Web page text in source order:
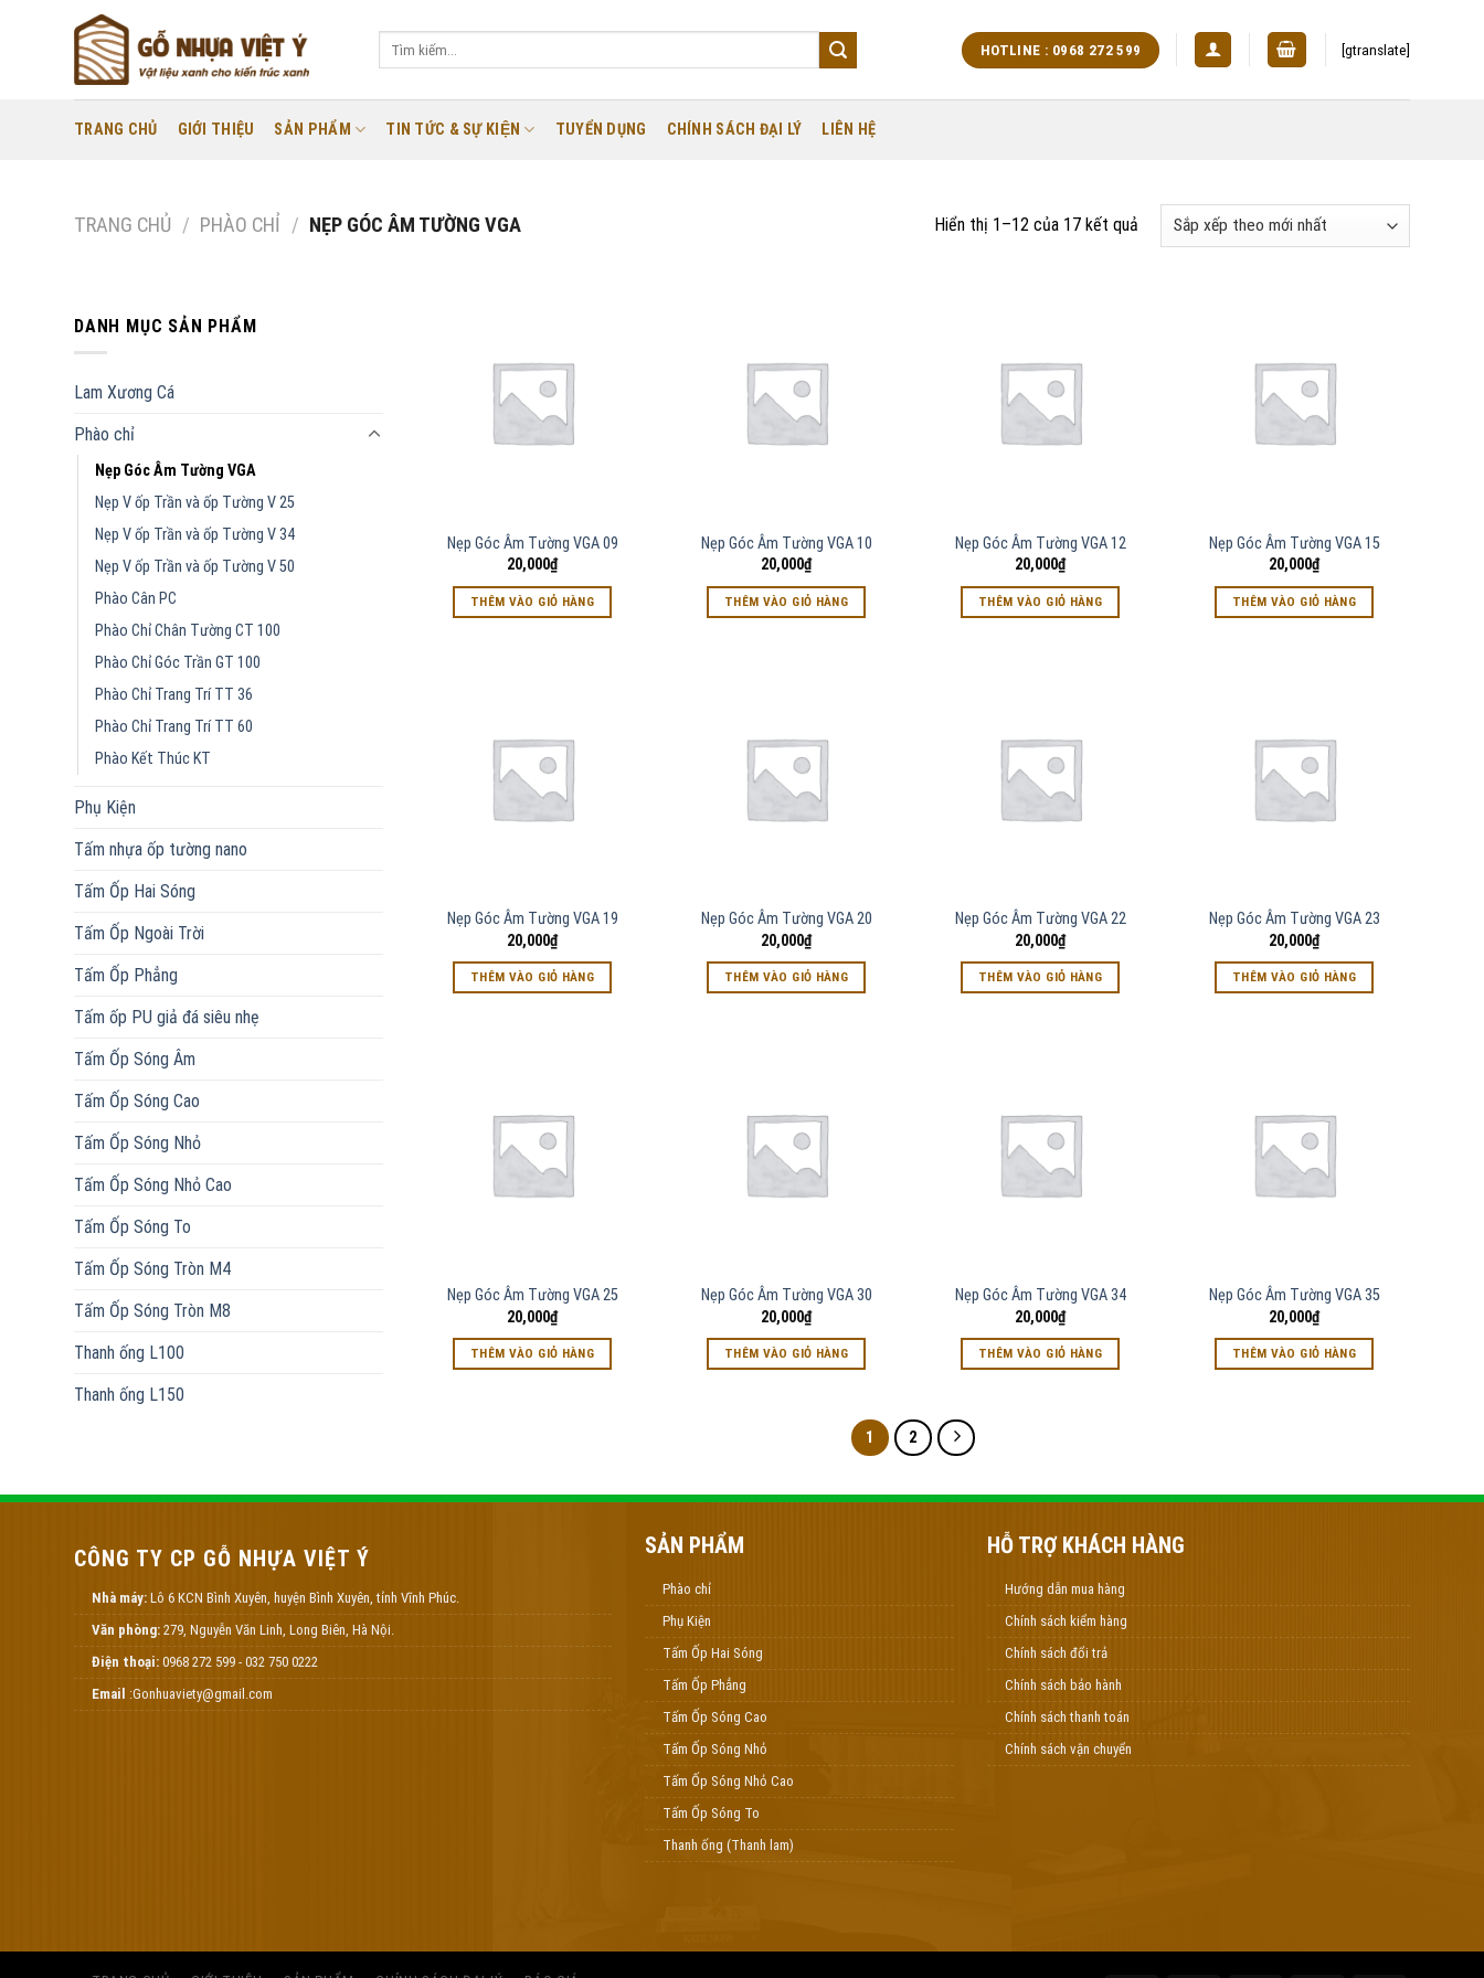
HOTLINE : 0968 272 599 [gtranslate]
TRANG CHỦ GIỚI THIỆU SẢN PHẨM TIN TỨC & SỰ KIỆN TUYỂN DỤNG CHÍNH SÁCH ĐẠI LÝ LIÊN HỆ
TRANG CHỦ / PHÀO CHỈ / NẸP GÓC ÂM TƯỜNG VGA Hiển thị 1–12 của 17 kết quả
DANH MỤC SẢN PHẨM
Lam Xương Cá
Phào chỉ
Nẹp Góc Âm Tường VGA
Nẹp V ốp Trần và ốp Tường V 25
Nẹp V ốp Trần và ốp Tường V 34
Nẹp V ốp Trần và ốp Tường V 50
Phào Cân PC
Phào Chỉ Chân Tường CT 100
Phào Chỉ Góc Trần GT 100
Phào Chỉ Trang Trí TT 36
Phào Chỉ Trang Trí TT 60
Phào Kết Thúc KT
Phụ Kiện
Tấm nhựa ốp tường nano
Tấm Ốp Hai Sóng
Tấm Ốp Ngoài Trời
Tấm Ốp Phẳng
Tấm ốp PU giả đá siêu nhẹ
Tấm Ốp Sóng Âm
Tấm Ốp Sóng Cao
Tấm Ốp Sóng Nhỏ
Tấm Ốp Sóng Nhỏ Cao
Tấm Ốp Sóng To
Tấm Ốp Sóng Tròn M4
Tấm Ốp Sóng Tròn M8
Thanh ống L100
Thanh ống L150
Nẹp Góc Âm Tường VGA 09
20,000₫
THÊM VÀO GIỎ HÀNG
Nẹp Góc Âm Tường VGA 10
20,000₫
THÊM VÀO GIỎ HÀNG
Nẹp Góc Âm Tường VGA 12
20,000₫
THÊM VÀO GIỎ HÀNG
Nẹp Góc Âm Tường VGA 15
20,000₫
THÊM VÀO GIỎ HÀNG
Nẹp Góc Âm Tường VGA 19
20,000₫
THÊM VÀO GIỎ HÀNG
Nẹp Góc Âm Tường VGA 20
20,000₫
THÊM VÀO GIỎ HÀNG
Nẹp Góc Âm Tường VGA 22
20,000₫
THÊM VÀO GIỎ HÀNG
Nẹp Góc Âm Tường VGA 23
20,000₫
THÊM VÀO GIỎ HÀNG
Nẹp Góc Âm Tường VGA 25
20,000₫
THÊM VÀO GIỎ HÀNG
Nẹp Góc Âm Tường VGA 30
20,000₫
THÊM VÀO GIỎ HÀNG
Nẹp Góc Âm Tường VGA 34
20,000₫
THÊM VÀO GIỎ HÀNG
Nẹp Góc Âm Tường VGA 35
20,000₫
THÊM VÀO GIỎ HÀNG
1 2
CÔNG TY CP GỖ NHỰA VIỆT Ý
Nhà máy: Lô 6 KCN Bình Xuyên, huyện Bình Xuyên, tỉnh Vĩnh Phúc.
Văn phòng: 279, Nguyễn Văn Linh, Long Biên, Hà Nội.
Điện thoại: 0968 272 599 - 032 750 0222
Email :Gonhuaviety@gmail.com
SẢN PHẨM
Phào chỉ
Phụ Kiện
Tấm Ốp Hai Sóng
Tấm Ốp Phẳng
Tấm Ốp Sóng Cao
Tấm Ốp Sóng Nhỏ
Tấm Ốp Sóng Nhỏ Cao
Tấm Ốp Sóng To
Thanh ống (Thanh lam)
HỖ TRỢ KHÁCH HÀNG
Hướng dẫn mua hàng
Chính sách kiểm hàng
Chính sách đổi trả
Chính sách bảo hành
Chính sách thanh toán
Chính sách vận chuyển